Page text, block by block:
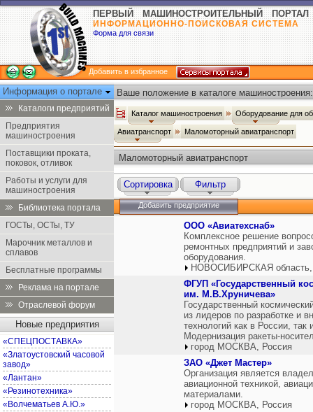
ПЕРВЫЙ МАШИНОСТРОИТЕЛЬНЫЙ ПОРТАЛ
ИНФОРМАЦИОННО-ПОИСКОВАЯ СИСТЕМА
Форма для связи
Добавить в избранное
Информация о портале
Каталоги предприятий
Предприятия
машиностроения
Поставщики проката,
поковок, отливок
Работы и услуги для
машиностроения
Библиотека портала
ГОСТы, ОСТы, ТУ
Марочник металлов и
сплавов
Бесплатные программы
Реклама на портале
Отраслевой форум
Новые предприятия
«СПЕЦПОСТАВКА»
«Златоустовский часовой
завод»
«Лантан»
«Резинотехника»
«Волчематьев А.Ю.»
Ваше положение в каталоге машиностроения:
Каталог машиностроения Оборудование для
Авиатранспорт Маломоторный авиатранспорт
Маломоторный авиатранспорт
Сортировка Фильтр
Добавить предприятие
ООО «Авиатехснаб»
Комплексное решение
ремонтных предприятий и
оборудования.
НОВОСИБИРСКАЯ область,
ФГУП «Государственный
им. М.В.Хруничева»
Государственный
из лидеров по разработке и
технологий как в России,
Модернизация ракеты-
город МОСКВА, Россия
ЗАО «Джет Мастер»
Организация является
авиационной техникой,
материалами.
город МОСКВА, Россия